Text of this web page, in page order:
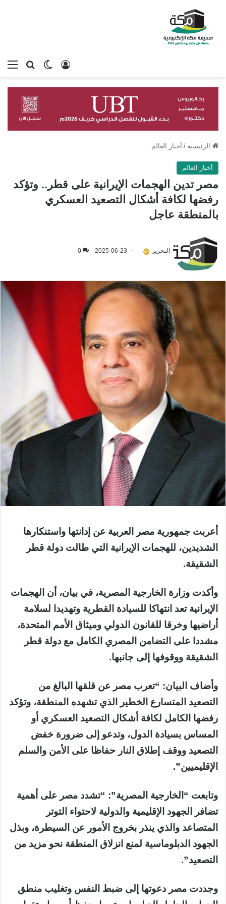
بحثالوضع
تسجيل الدخول
الرئيسية / أخبار العالم
أخبار العالم
مصر تدين الهجمات الإيرانية على قطر.. وتؤكد
رفضها لكافة أشكال التصعيد العسكري
بالمنطقة عاجل
التحرير 2025-06-23
0
أعربت جمهورية مصر العربية عن إدانتها واستنكارها
الشديدين، للهجمات الإيرانية التي طالت دولة قطر
الشقيقة.
وأكدت وزارة الخارجية المصرية، في بيان، أن الهجمات
الإيرانية تعد انتهاكا للسيادة القطرية وتهديدا لسلامة
أراضيها وخرقا للقانون الدولي وميثاق الأمم المتحدة،
مشددا على التضامن المصري الكامل مع دولة قطر
الشقيقة ووقوفها إلى جانبها.
وأضاف البيان: “تعرب مصر عن قلقها البالغ من
التصعيد المتسارع الخطير الذي تشهده المنطقة، وتؤكد
رفضها الكامل لكافة أشكال التصعيد العسكري أو
المساس بسيادة الدول، وتدعو إلى ضرورة خفض
التصعيد ووقف إطلاق النار حفاظا على الأمن والسلم
الإقليميين”.
وتابعت “الخارجية المصرية”: “تشدد مصر على أهمية
تضافر الجهود الإقليمية والدولية لاحتواء التوتر
المتصاعد والذي ينذر بخروج الأمور عن السيطرة، وبذل
الجهود الدبلوماسية لمنع انزلاق المنطقة نحو مزيد من
التصعيد”.
وجددت مصر دعوتها إلى ضبط النفس وتغليب منطق